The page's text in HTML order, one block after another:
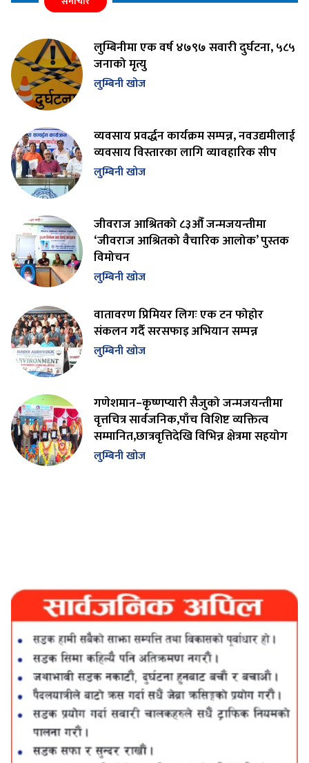
लुम्बिनीमा एक वर्ष ४७९७ सवारी दुर्घटना, ५८५
जनाको मृत्यु
लुम्बिनी खोज
व्यवसाय प्रवर्द्धन कार्यक्रम सम्पन्न, नवउद्यमीलाई
व्यवसाय विस्तारका लागि व्यावहारिक सीप
लुम्बिनी खोज
जीवराज आश्रितको ८३औँ जन्मजयन्तीमा
‘जीवराज आश्रितको वैचारिक आलोक’ पुस्तक
विमोचन
लुम्बिनी खोज
वातावरण प्रिमियर लिगः एक टन फोहोर
संकलन गर्दै सरसफाइ अभियान सम्पन्न
लुम्बिनी खोज
गणेशमान–कृष्णप्यारी सैजुको जन्मजयन्तीमा
वृत्तचित्र सार्वजनिक,पाँच विशिष्ट व्यक्तित्व
सम्मानित,छात्रवृत्तिदेखि विभिन्न क्षेत्रमा सहयोग
लुम्बिनी खोज